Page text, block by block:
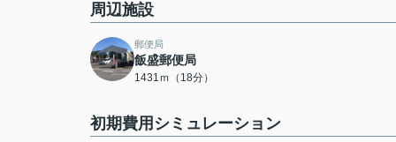
周辺施設
郵便局
飯盛郵便局
1431ｍ（18分）
初期費用シミュレーション